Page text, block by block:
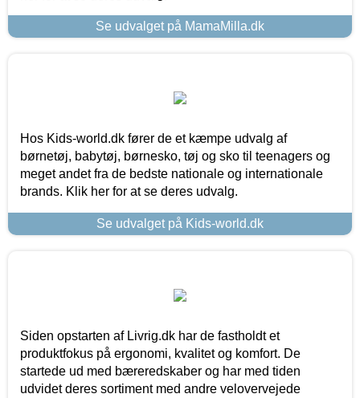
Se udvalget på MamaMilla.dk
Hos Kids-world.dk fører de et kæmpe udvalg af
børnetøj, babytøj, børnesko, tøj og sko til teenagers og
meget andet fra de bedste nationale og internationale
brands. Klik her for at se deres udvalg.
Se udvalget på Kids-world.dk
Siden opstarten af Livrig.dk har de fastholdt et
produktfokus på ergonomi, kvalitet og komfort. De
startede ud med bæreredskaber og har med tiden
udvidet deres sortiment med andre velovervejede